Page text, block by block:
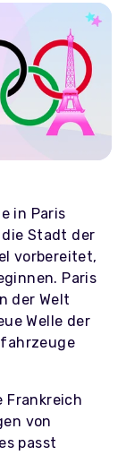
in Paris
die Stadt der
vorbereitet,
Paris
der Welt
Welle der
Frankreich
von
passt